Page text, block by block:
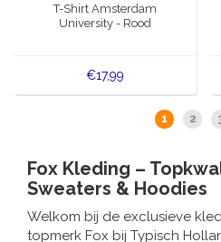
T-Shirt Amsterdam
University - Rood
€17,99
1 2
Fox Kleding –
Sweaters & Hoodies
Welkom bij de exclusieve
topmerk Fox bij Typisch